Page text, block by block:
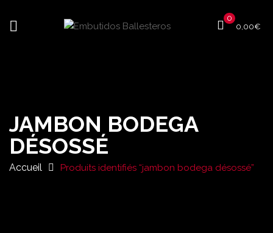
0
0,00€
JAMBON BODEGA
DÉSOSSÉ
Accueil Produits identifiés “jambon bodega désossé”